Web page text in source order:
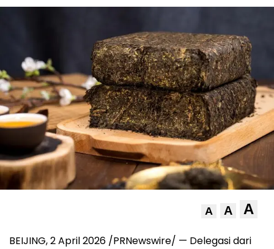
A A A
BEIJING, 2 April 2026 /PRNewswire/ — Delegasi dari